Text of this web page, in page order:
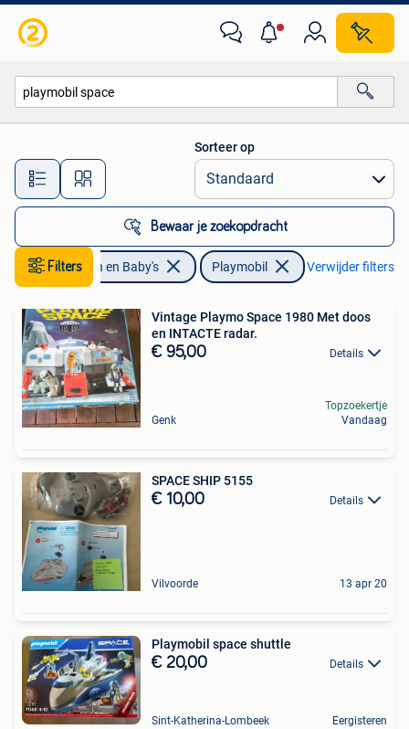
Alle afstanden…
Sorteer op
Bewaar je zoekopdracht
Filters
Kinderen en Baby's Playmobil Verwijder filters
Vintage Playmo Space 1980 Met doos
en INTACTE radar.
€ 95,00 Details
Genk
Topzoekertje
Vandaag
SPACE SHIP 5155
€ 10,00 Details
Vilvoorde 13 apr 20
Playmobil space shuttle
€ 20,00 Details
Sint-Katherina-Lombeek Eergisteren